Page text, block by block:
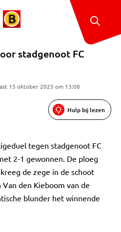
stadgenoot FC
15 oktober 2025 om 13:08
Hulp bij lezen
tegen stadgenoot FC
2-1 gewonnen. De ploeg
de zege in de schoot
den Kieboom van de
blunder het winnende